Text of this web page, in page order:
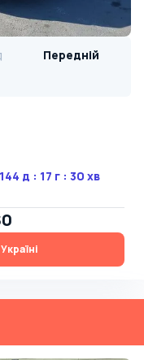
Передній
144 д : 17 г : 30 хв